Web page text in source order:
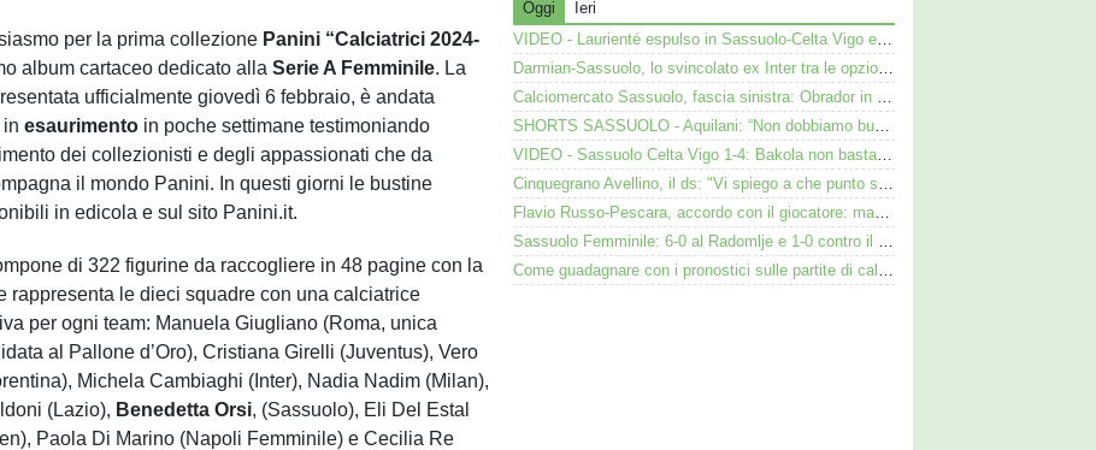
per la prima collezione Panini “Calciatrici 2024-
album cartaceo dedicato alla Serie A Femminile. La
ufficialmente giovedì 6 febbraio, è andata
inesaurimento in poche settimane testimoniando
dei collezionisti e degli appassionati che da
il mondo Panini. In questi giorni le bustine
in edicola e sul sito Panini.it.
di 322 figurine da raccogliere in 48 pagine con la
rappresenta le dieci squadre con una calciatrice
per ogni team: Manuela Giugliano (Roma, unica
al Pallone d’Oro), Cristiana Girelli (Juventus), Vero
Michela Cambiaghi (Inter), Nadia Nadim (Milan),
(Lazio), Benedetta Orsi, (Sassuolo), Eli Del Estal
Paola Di Marino (Napoli Femminile) e Cecilia Re
Oggi
Ieri
VIDEO - Laurienté espulso in Sassuolo-Celta Vigo e rissa: cosa è successo
Darmian-Sassuolo, lo svincolato ex Inter tra le opzioni ma c'è il solito Cagliari
Calciomercato Sassuolo, fascia sinistra: Obrador in pole, Valeri l’alternativa
SHORTS SASSUOLO - Aquilani: “Non dobbiamo buttare tutto in vacca”
VIDEO - Sassuolo Celta Vigo 1-4: Bakola non basta. Espulso Laurienté
Cinquegrano Avellino, il ds: "Vi spiego a che punto siamo col Sassuolo"
Flavio Russo-Pescara, accordo con il giocatore: manca però l’intesa con il Sassuolo
Sassuolo Femminile: 6-0 al Radomlje e 1-0 contro il Bologna nelle prime amichevoli
Come guadagnare con i pronostici sulle partite di calcio: idee per gli appassionati di sport